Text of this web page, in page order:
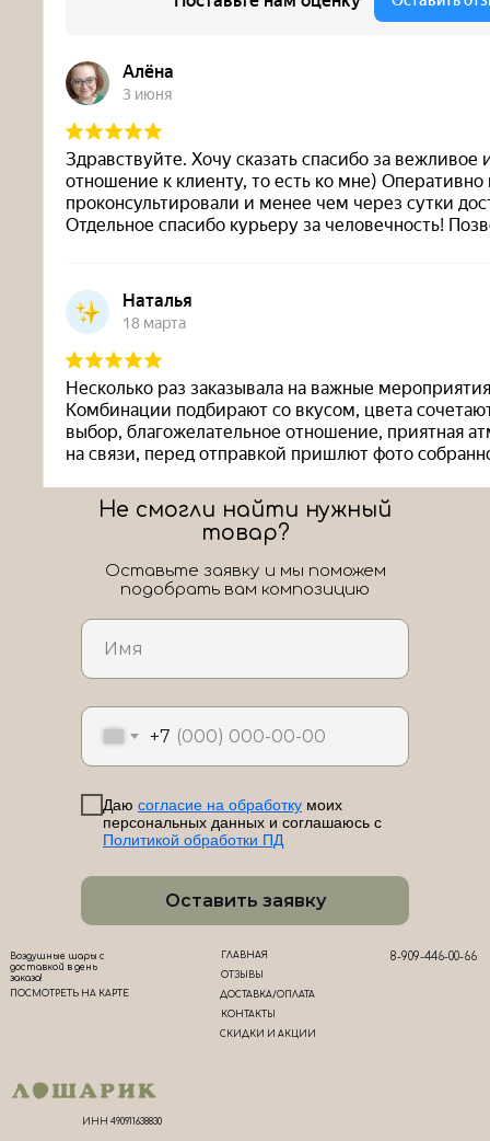
ЛоШАРик на карте Новороссийска — Яндекс Карты
+7
Даю согласие на обработку моих
персональных данных и соглашаюсь с
Политикой обработки ПД
Оставить заявку
Не смогли найти нужный
товар?
Оставьте заявку и мы поможем
подобрать вам композицию
ОТЗЫВЫ
ГЛАВНАЯ
ДОСТАВКА/ОПЛАТА
СКИДКИ И АКЦИИ
КОНТАКТЫ
8-909-446-00-66
Воздушные шары с
доставкой в день
заказа!
ПОСМОТРЕТЬ НА КАРТЕ
ИНН 490911638830